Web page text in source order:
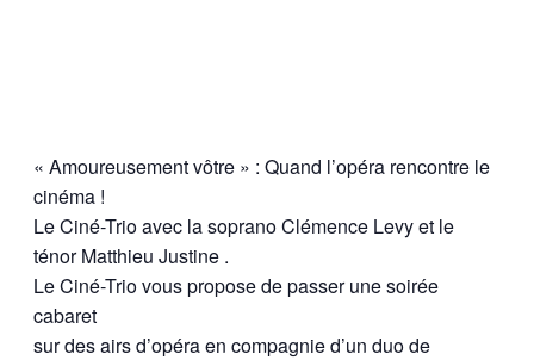
« Amoureusement vôtre » : Quand l’opéra rencontre le
cinéma !
Le Ciné-Trio avec la soprano Clémence Levy et le
ténor Matthieu Justine .
Le Ciné-Trio vous propose de passer une soirée
cabaret
sur des airs d’opéra en compagnie d’un duo de